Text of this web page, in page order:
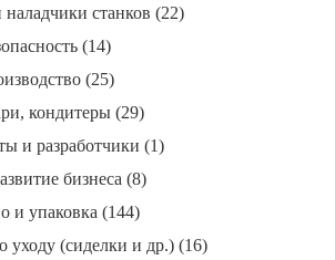
станков (22)
(14)
(25)
кондитеры (29)
и разработчики (1)
бизнеса (8)
и упаковка (144)
уходу (сиделки и др.) (16)